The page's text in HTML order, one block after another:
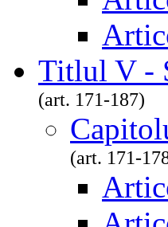
Titlul V -
(art. 171-187)
(art. 171-